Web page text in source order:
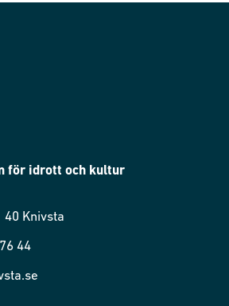
för idrott och kultur
40 Knivsta
44